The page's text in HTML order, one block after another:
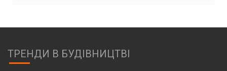
ТРЕНДИ В БУДІВНИЦТВІ